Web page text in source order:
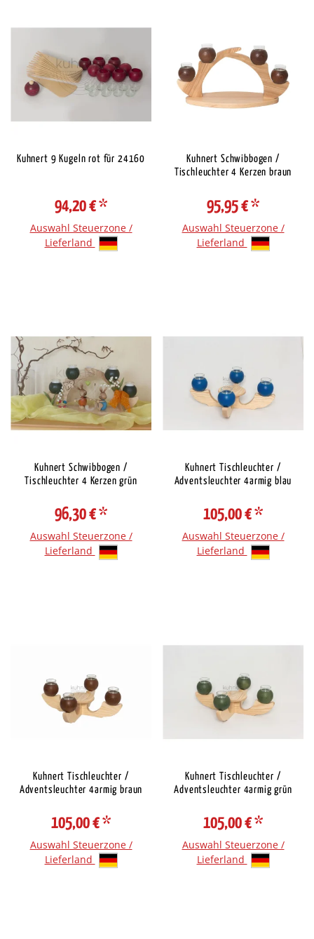
Kuhnert 9 Kugeln rot für 24160
94,20 €*
Auswahl Steuerzone /
Lieferland
Kuhnert Schwibbogen /
Tischleuchter 4 Kerzen braun
95,95 €*
Auswahl Steuerzone /
Lieferland
Kuhnert Schwibbogen /
Tischleuchter 4 Kerzen grün
96,30 €*
Auswahl Steuerzone /
Lieferland
Kuhnert Tischleuchter /
Adventsleuchter 4armig blau
105,00 €*
Auswahl Steuerzone /
Lieferland
Kuhnert Tischleuchter /
Adventsleuchter 4armig braun
105,00 €*
Auswahl Steuerzone /
Lieferland
Kuhnert Tischleuchter /
Adventsleuchter 4armig grün
105,00 €*
Auswahl Steuerzone /
Lieferland